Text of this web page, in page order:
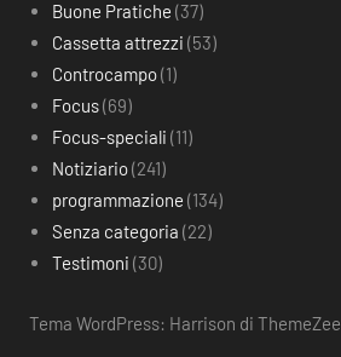
Buone Pratiche (37)
Cassetta attrezzi (53)
Controcampo(1)
Focus(69)
Focus-speciali (11)
Notiziario(241)
programmazione (134)
Senza categoria (22)
Testimoni (30)
Tema WordPress: Harrison di ThemeZee.